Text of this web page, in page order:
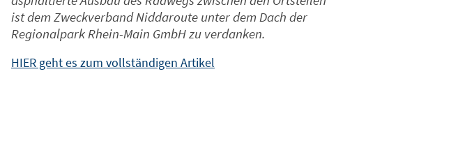
ist dem Zweckverband Niddaroute unter dem Dach der
Regionalpark Rhein-Main GmbH zu verdanken.
HIER geht es zum vollständigen Artikel